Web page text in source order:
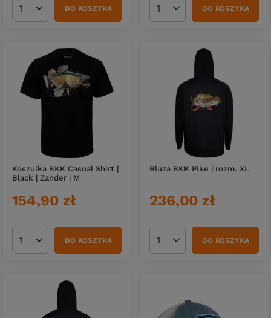
Ilość produktówDO KOSZYKA Ilość produktówDO KOSZYKA
Koszulka BKK Casual Shirt |
Black | Zander | M
154,90 zł
Ilość produktówDO KOSZYKA
Bluza BKK Pike | rozm. XL
236,00 zł
Ilość produktówDO KOSZYKA